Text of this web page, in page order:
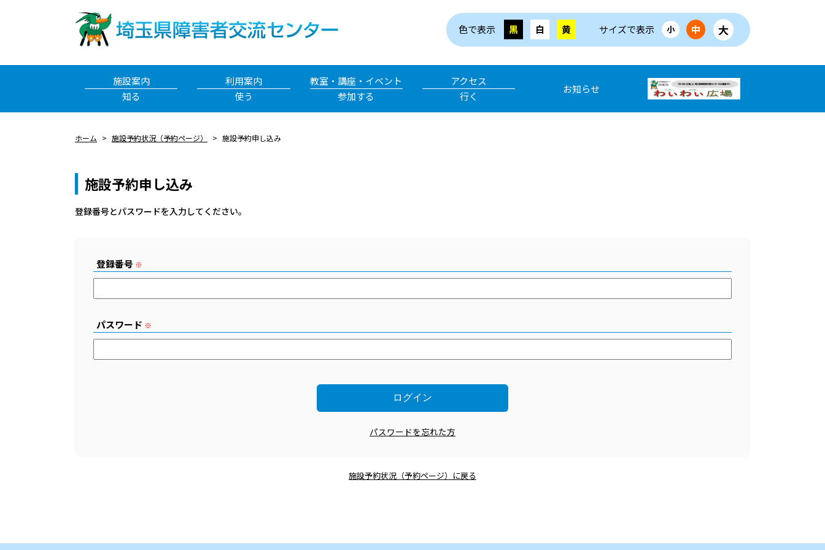
色で表示 黒 白 黄 サイズで表示 小 中 大
施設案内
知る
利用案内
使う
教室・講座・イベント
参加する
アクセス
行く
お知らせ
ホーム 施設予約状況（予約ページ） 施設予約申し込み
施設予約申し込み
登録番号とパスワードを⼊⼒してください。
登録番号 ※
パスワード ※
パスワードを忘れた方
施設予約状況（予約ページ）に戻る